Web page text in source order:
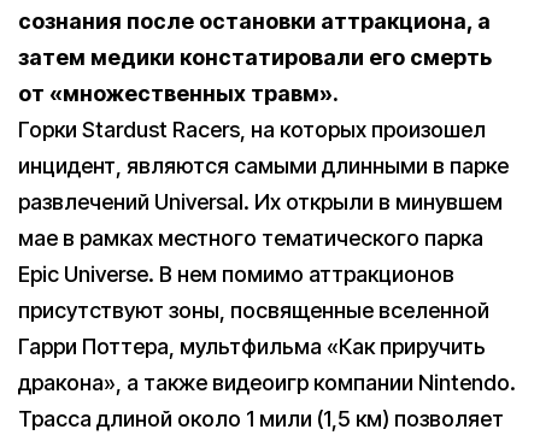
сознания после остановки аттракциона, а
затем медики констатировали его смерть
от «множественных травм».
Горки Stardust Racers, на которых произошел
инцидент, являются самыми длинными в парке
развлечений Universal. Их открыли в минувшем
мае в рамках местного тематического парка
Epic Universe. В нем помимо аттракционов
присутствуют зоны, посвященные вселенной
Гарри Поттера, мультфильма «Как приручить
дракона», а также видеоигр компании Nintendo.
Трасса длиной около 1 мили (1,5 км) позволяет